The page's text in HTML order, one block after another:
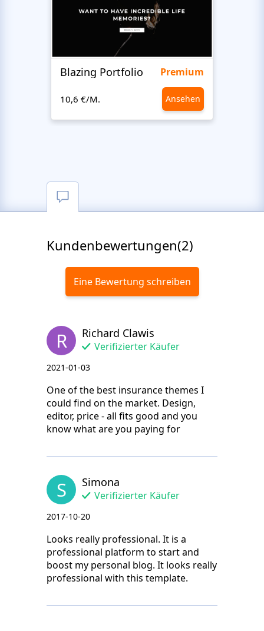
Blazing Portfolio Premium
10,6 €/M. Ansehen
Kundenbewertungen(2)
Eine Bewertung schreiben
R Richard Clawis
Verifizierter Käufer
2021-01-03
One of the best insurance themes I
could find on the market. Design,
editor, price - all fits good and you
know what are you paying for
S Simona
Verifizierter Käufer
2017-10-20
Looks really professional. It is a
professional platform to start and
boost my personal blog. It looks really
professional with this template.